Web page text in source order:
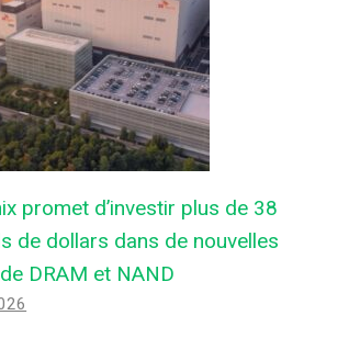
promet d’investir plus de 38
de dollars dans de nouvelles
DRAM et NAND